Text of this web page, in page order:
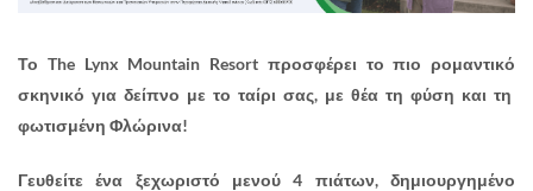
Το The Lynx Mountain Resort προσφέρει το πιο ρομαντικό
σκηνικό για δείπνο με το ταίρι σας, με θέα τη φύση και τη
φωτισμένη Φλώρινα!
Γευθείτε ένα ξεχωριστό μενού 4 πιάτων, δημιουργημένο